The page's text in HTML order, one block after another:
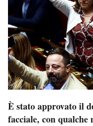
È stato approvato il
facciale, con qualche